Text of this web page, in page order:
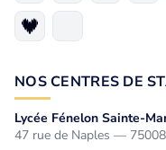
NOS CENTRES DE
Lycée Fénelon Sainte-
47 rue de Naples —